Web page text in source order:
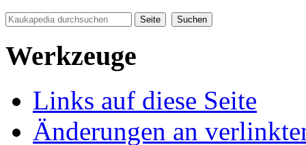
Werkzeuge
Links auf diese Seite
Änderungen an